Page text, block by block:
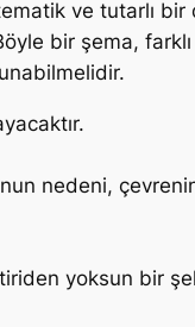
ve tutarlı bir
bir şema, farklı
nedeni,
yoksun bir